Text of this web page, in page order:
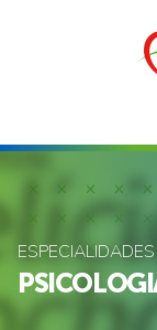
ESPECIALIDADES